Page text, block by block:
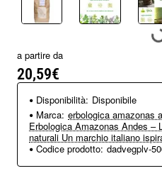
a partire da
20,59€
Disponibilità: Disponibile
Marca: erbologica amazonas
Erbologica Amazonas Andes –
naturali Un marchio italiano
Codice prodotto: dadvegplv-